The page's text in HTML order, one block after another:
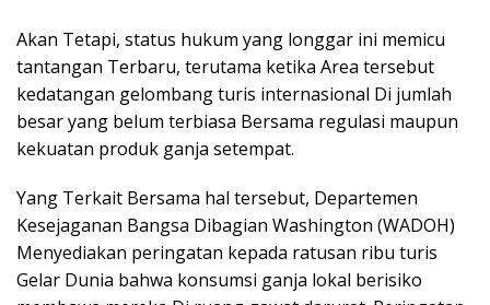
Akan Tetapi, status hukum yang longgar ini memicu
tantangan Terbaru, terutama ketika Area tersebut
kedatangan gelombang turis internasional Di jumlah
besar yang belum terbiasa Bersama regulasi maupun
kekuatan produk ganja setempat.
Yang Terkait Bersama hal tersebut, Departemen
Kesejaganan Bangsa Dibagian Washington (WADOH)
Menyediakan peringatan kepada ratusan ribu turis
Gelar Dunia bahwa konsumsi ganja lokal berisiko